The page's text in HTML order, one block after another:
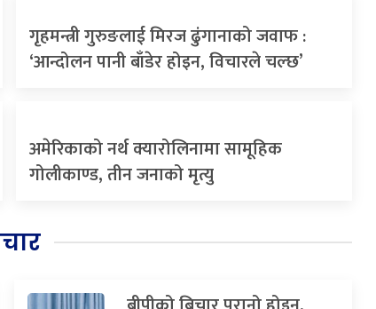
गृहमन्त्री गुरुङलाई मिरज ढुंगानाको जवाफ :
‘आन्दोलन पानी बाँडेर होइन, विचारले चल्छ’
अमेरिकाको नर्थ क्यारोलिनामा सामूहिक
गोलीकाण्ड, तीन जनाको मृत्यु